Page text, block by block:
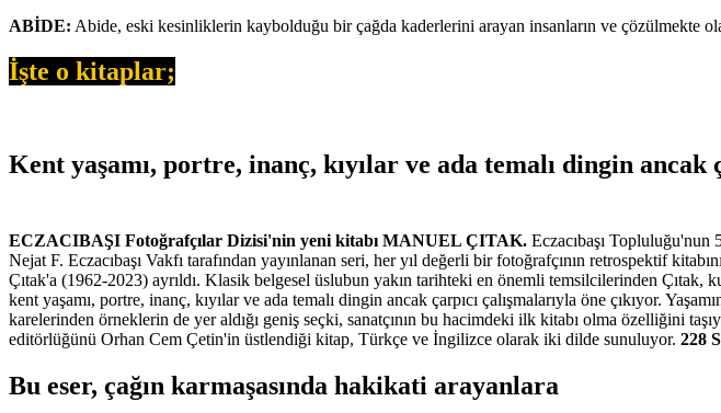
ABİDE: Abide, eski kesinliklerin kaybolduğu bir çağda kaderlerini arayan insanların ve çözülmekte
İşte o kitaplar;
Kent yaşamı, portre, inanç, kıyılar ve ada temalı dingin ancak
ECZACIBAŞI Fotoğrafçılar Dizisi'nin yeni kitabı MANUEL ÇITAK. Eczacıbaşı Topluluğu'nun
Nejat F. Eczacıbaşı Vakfı tarafından yayınlanan seri, her yıl değerli bir fotoğrafçının retrospektif
Çıtak'a (1962-2023) ayrıldı. Klasik belgesel üslubun yakın tarihteki en önemli temsilcilerinden Çıtak,
kent yaşamı, portre, inanç, kıyılar ve ada temalı dingin ancak çarpıcı çalışmalarıyla öne çıkıyor.
karelerinden örneklerin de yer aldığı geniş seçki, sanatçının bu hacimdeki ilk kitabı olma özelliğini
editörlüğünü Orhan Cem Çetin'in üstlendiği kitap, Türkçe ve İngilizce olarak iki dilde sunuluyor. 228
Bu eser, çağın karmaşasında hakikati arayanlara